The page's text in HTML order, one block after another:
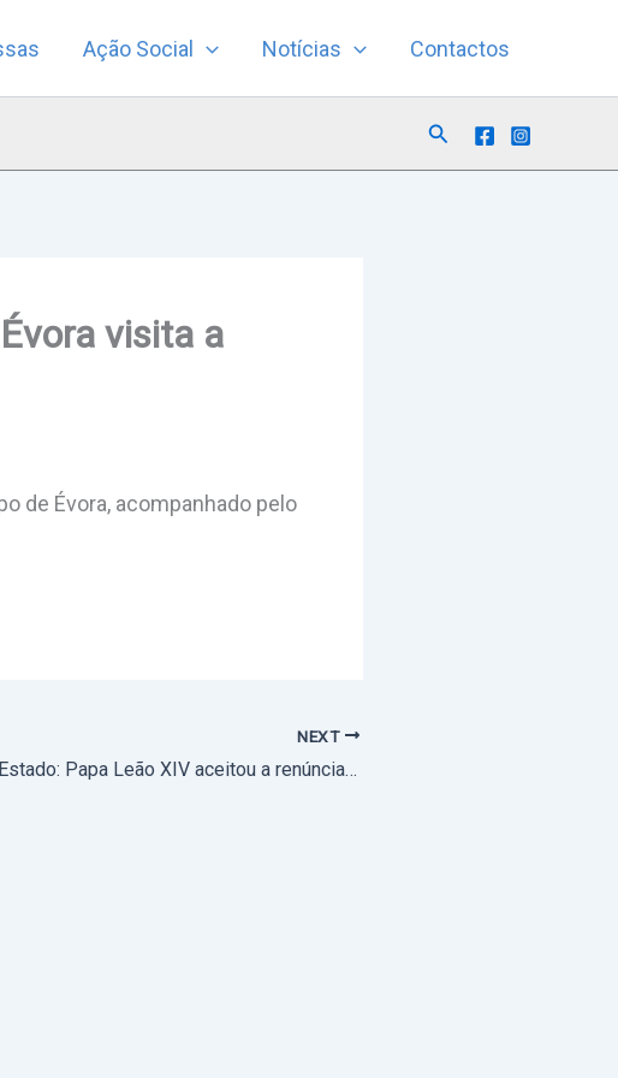
Ação Social Notícias Contactos
Search
visita a
de Évora, acompanhado pelo
NEXT
Igreja/Estado: Papa Leão XIV aceitou a renúncia do núncio apostólico em Portugal